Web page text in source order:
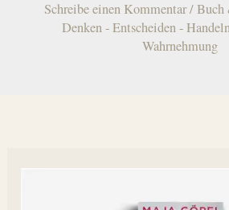
Schreibe einen Kommentar/Buch
Denken - Entscheiden -
Wahrnehmung